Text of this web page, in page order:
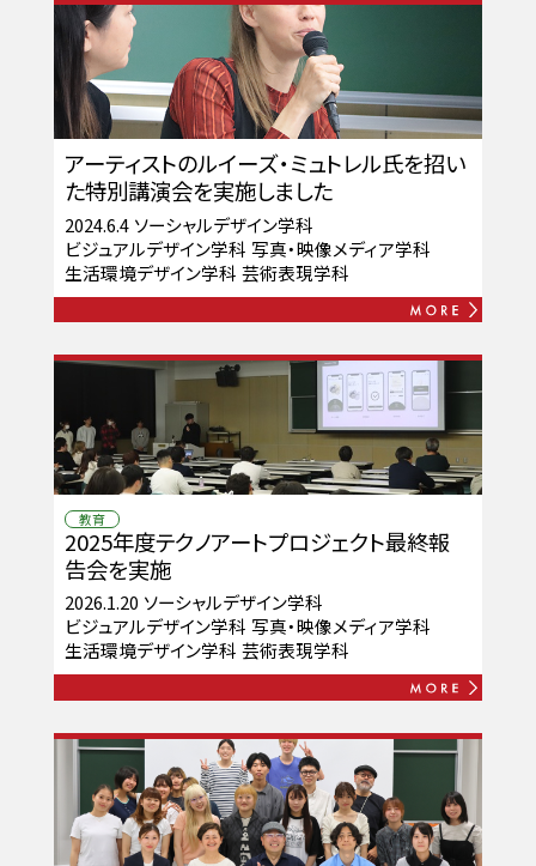
アーティストのルイーズ・ミュトレル氏を招い
た特別講演会を実施しました
2024.6.4 ソーシャルデザイン学科
ビジュアルデザイン学科 写真・映像メディア学科
生活環境デザイン学科 芸術表現学科
教育
2025年度テクノアートプロジェクト最終報
告会を実施
2026.1.20 ソーシャルデザイン学科
ビジュアルデザイン学科 写真・映像メディア学科
生活環境デザイン学科 芸術表現学科